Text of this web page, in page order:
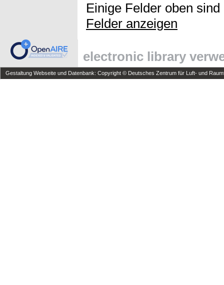
Einige Felder oben
Felder anzeigen
electronic library
Gestaltung Webseite und Datenbank: Copyright © Deutsches Zentrum für Luft- und